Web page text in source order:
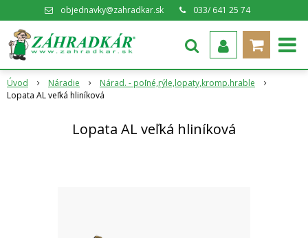
objednavky@zahradkar.sk 033/ 641 25 74
Úvod Náradie
Nárad. - poľné,rýle,lopaty,kromp.hrable
Lopata AL veľká hliníková
Lopata AL veľká hliníková